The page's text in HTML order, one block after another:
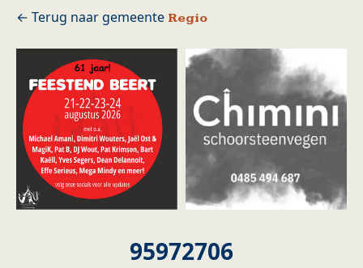
Regio
95972706